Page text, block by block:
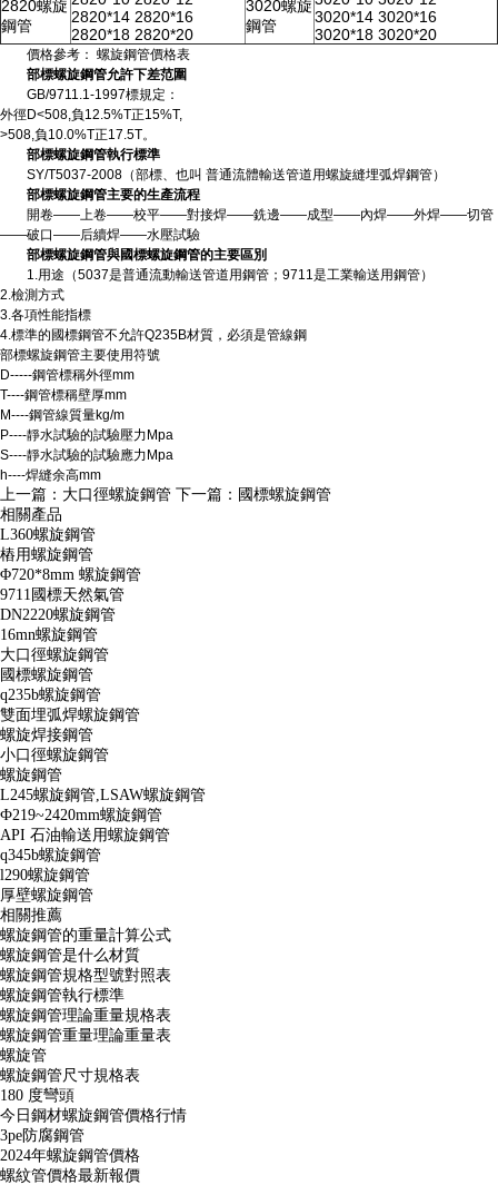
2820螺旋
鋼管
2820*14 2820*16
2820*18 2820*20
3020螺旋
鋼管
3020*14 3020*16
3020*18 3020*20
價格參考： 螺旋鋼管價格表
部標螺旋鋼管允許下差范圍
GB/9711.1-1997標規定：
外徑D<508,負12.5%T正15%T,
>508,負10.0%T正17.5T。
部標螺旋鋼管執行標準
SY/T5037-2008（部標、也叫 普通流體輸送管道用螺旋縫埋弧焊鋼管）
部標螺旋鋼管主要的生產流程
開卷——上卷——校平——對接焊——銑邊——成型——內焊——外焊——切管
——破口——后續焊——水壓試驗
部標螺旋鋼管與國標螺旋鋼管的主要區別
1.用途（5037是普通流動輸送管道用鋼管；9711是工業輸送用鋼管）
2.檢測方式
3.各項性能指標
4.標準的國標鋼管不允許Q235B材質，必須是管線鋼
部標螺旋鋼管主要使用符號
D-----鋼管標稱外徑mm
T----鋼管標稱壁厚mm
M----鋼管線質量kg/m
P----靜水試驗的試驗壓力Mpa
S----靜水試驗的試驗應力Mpa
h----焊縫余高mm
上一篇： 大口徑螺旋鋼管 下一篇： 國標螺旋鋼管
相關產品
L360螺旋鋼管
樁用螺旋鋼管
Φ720*8mm 螺旋鋼管
9711國標天然氣管
DN2220螺旋鋼管
16mn螺旋鋼管
大口徑螺旋鋼管
國標螺旋鋼管
q235b螺旋鋼管
雙面埋弧焊螺旋鋼管
螺旋焊接鋼管
小口徑螺旋鋼管
螺旋鋼管
L245螺旋鋼管,LSAW螺旋鋼管
Ф219~2420mm螺旋鋼管
API 石油輸送用螺旋鋼管
q345b螺旋鋼管
l290螺旋鋼管
厚壁螺旋鋼管
相關推薦
螺旋鋼管的重量計算公式
螺旋鋼管是什么材質
螺旋鋼管規格型號對照表
螺旋鋼管執行標準
螺旋鋼管理論重量規格表
螺旋鋼管重量理論重量表
螺旋管
螺旋鋼管尺寸規格表
180 度彎頭
今日鋼材螺旋鋼管價格行情
3pe防腐鋼管
2024年螺旋鋼管價格
螺紋管價格最新報價